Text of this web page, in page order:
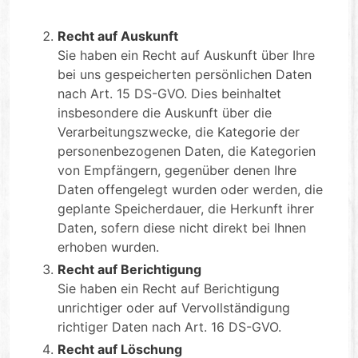
Recht auf Auskunft
Sie haben ein Recht auf Auskunft über Ihre
bei uns gespeicherten persönlichen Daten
nach Art. 15 DS-GVO. Dies beinhaltet
insbesondere die Auskunft über die
Verarbeitungszwecke, die Kategorie der
personenbezogenen Daten, die Kategorien
von Empfängern, gegenüber denen Ihre
Daten offengelegt wurden oder werden, die
geplante Speicherdauer, die Herkunft ihrer
Daten, sofern diese nicht direkt bei Ihnen
erhoben wurden.
Recht auf Berichtigung
Sie haben ein Recht auf Berichtigung
unrichtiger oder auf Vervollständigung
richtiger Daten nach Art. 16 DS-GVO.
Recht auf Löschung